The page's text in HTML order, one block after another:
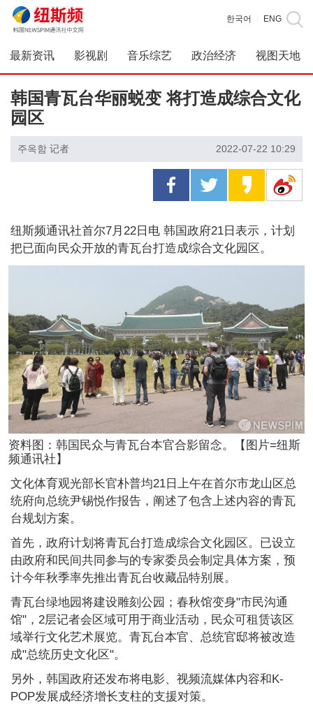
한국어 ENG
最新资讯 影视剧 音乐综艺 政治经济 视图天地
韩国青瓦台华丽蜕变 将打造成综合文化
园区
주옥함 记者 2022-07-22 10:29
纽斯频通讯社首尔7月22日电 韩国政府21日表示，计划
把已面向民众开放的青瓦台打造成综合文化园区。
资料图：韩国民众与青瓦台本官合影留念。【图片=纽斯
频通讯社】
文化体育观光部长官朴普均21日上午在首尔市龙山区总
统府向总统尹锡悦作报告，阐述了包含上述内容的青瓦
台规划方案。
首先，政府计划将青瓦台打造成综合文化园区。已设立
由政府和民间共同参与的专家委员会制定具体方案，预
计今年秋季率先推出青瓦台收藏品特别展。
青瓦台绿地园将建设雕刻公园；春秋馆变身"市民沟通
馆"，2层记者会区域可用于商业活动，民众可租赁该区
域举行文化艺术展览。青瓦台本官、总统官邸将被改造
成"总统历史文化区"。
另外，韩国政府还发布将电影、视频流媒体内容和K-
POP发展成经济增长支柱的支援对策。